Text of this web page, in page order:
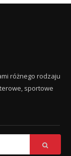
różnego rodzaju
sportowe